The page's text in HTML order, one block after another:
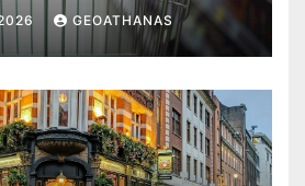
GEOATHANAS